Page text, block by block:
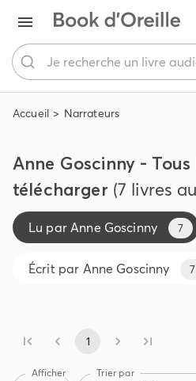
Accueil Narrateurs
Anne Goscinny -
télécharger (7 livres
Lu parAnne Goscinny 7
Écrit par Anne Goscinny 7
1
Afficher Trier par